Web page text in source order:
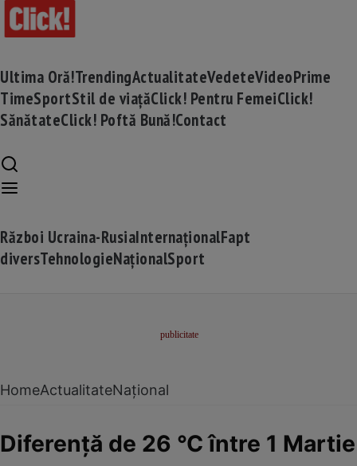
Ultima Oră!TrendingActualitateVedeteVideoPrime
TimeSportStil de viațăClick! Pentru FemeiClick!
SănătateClick! Poftă Bună!Contact
Război Ucraina-RusiaInternaționalFapt
diversTehnologieNaționalSport
HomeActualitateNațional
Diferenţă de 26 °C între 1